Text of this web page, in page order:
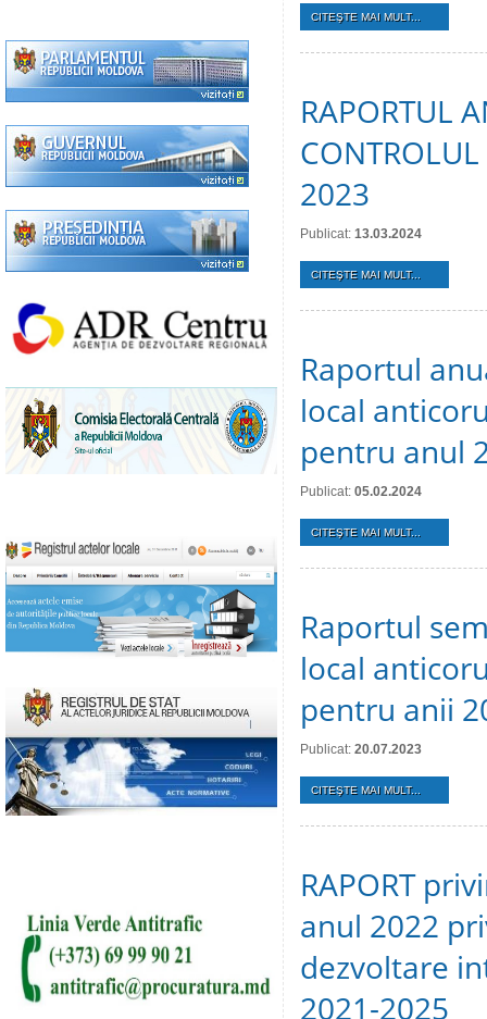
CITEŞTE MAI MULT...
RAPORTUL
2023
Publicat: 13.03.2024
CITEŞTE MAI MULT...
Raportul
local
pentru anul
Publicat: 05.02.2024
CITEŞTE MAI MULT...
Raportul
local
pentru anii
Publicat: 20.07.2023
CITEŞTE MAI MULT...
RAPORT
anul 2022
dezvoltare
2021-2025